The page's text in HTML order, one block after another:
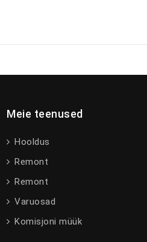
Meie teenused
Hooldus
Remont
Remont
Varuosad
Komisjoni müük